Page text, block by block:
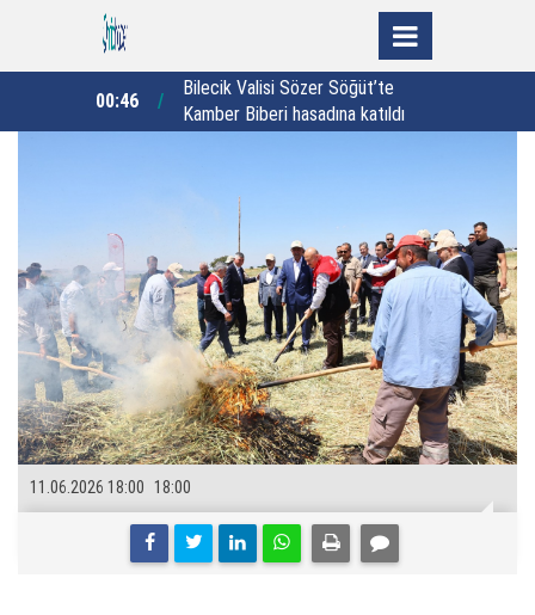
00:03
Rize’nin dijital rehberi “Rizedesin”
mobil uygulaması hizmete sunuldu
18:00
11.06.2026 18:00